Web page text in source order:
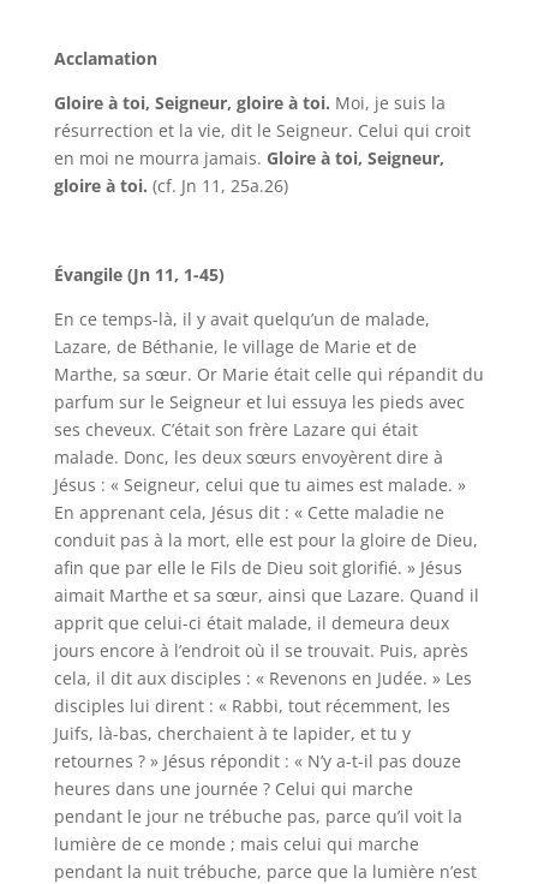
Acclamation
Gloire à toi, Seigneur, gloire à toi. Moi, je suis la
résurrection et la vie, dit le Seigneur. Celui qui croit
en moi ne mourra jamais. Gloire à toi, Seigneur,
gloire à toi. (cf. Jn 11, 25a.26)
Évangile (Jn 11, 1-45)
En ce temps-là, il y avait quelqu’un de malade,
Lazare, de Béthanie, le village de Marie et de
Marthe, sa sœur. Or Marie était celle qui répandit du
parfum sur le Seigneur et lui essuya les pieds avec
ses cheveux. C’était son frère Lazare qui était
malade. Donc, les deux sœurs envoyèrent dire à
Jésus : « Seigneur, celui que tu aimes est malade. »
En apprenant cela, Jésus dit : « Cette maladie ne
conduit pas à la mort, elle est pour la gloire de Dieu,
afin que par elle le Fils de Dieu soit glorifié. » Jésus
aimait Marthe et sa sœur, ainsi que Lazare. Quand il
apprit que celui-ci était malade, il demeura deux
jours encore à l’endroit où il se trouvait. Puis, après
cela, il dit aux disciples : « Revenons en Judée. » Les
disciples lui dirent : « Rabbi, tout récemment, les
Juifs, là-bas, cherchaient à te lapider, et tu y
retournes ? » Jésus répondit : « N’y a-t-il pas douze
heures dans une journée ? Celui qui marche
pendant le jour ne trébuche pas, parce qu’il voit la
lumière de ce monde ; mais celui qui marche
pendant la nuit trébuche, parce que la lumière n’est